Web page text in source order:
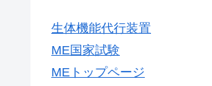
生体機能代行装置
ME国家試験
MEトップページ